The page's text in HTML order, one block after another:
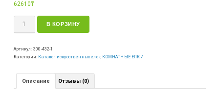
62610₸
В КОРЗИНУ
Артикул:300-432-1
Категории: Каталог искусственных елок, КОМНАТНЫЕ ЕЛКИ
Описание Отзывы (0)